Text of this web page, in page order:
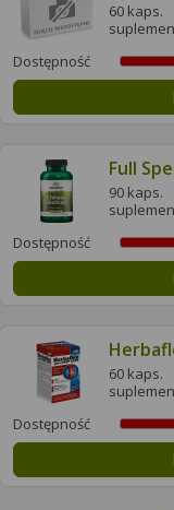
60 kaps.
Dostępność
Full
90 kaps.
Dostępność
60 kaps.
Dostępność